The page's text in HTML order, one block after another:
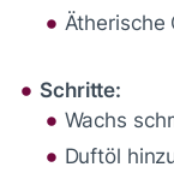
Ätherische
Schritte:
Wachs
Duftöl